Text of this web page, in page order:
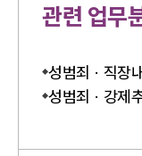
관련 업무
성범죄 · 직장
성범죄 · 강제